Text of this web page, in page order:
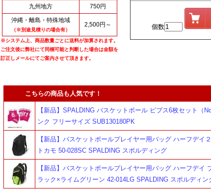
九州地方
750円
沖縄・離島・特殊地域
（※別途見積りの場合有）
2,500円～
※システム上、商品数量ごとに送料が加算されます。
ご注文後に弊社にて同梱可能と判断した場合は金額を
訂正しメールにてご案内させて頂きます。
個数
こちらの商品も人気です！
【新品】SPALDING バスケットボール ビブス6枚セット（
ンク フリーサイズ SUB130180PK
【新品】バスケットボールプレイヤー用バッグ ハーフデイ
トカモ 50-028SC SPALDING スポルディング
【新品】バスケットボールプレイヤー用バッグ ハーフデイ
ラック×ライムグリーン 42-014LG SPALDING スポルディン